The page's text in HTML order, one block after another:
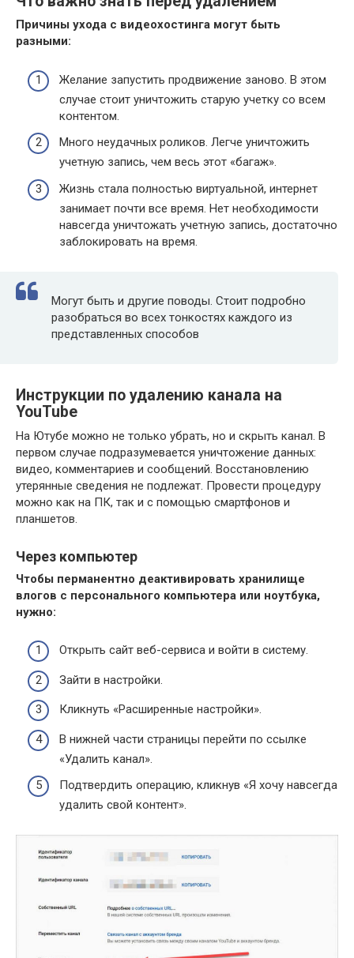
Причины ухода с видеохостинга могут быть
разными:
Желание запустить продвижение заново. В этом
случае стоит уничтожить старую учетку со всем
контентом.
Много неудачных роликов. Легче уничтожить
учетную запись, чем весь этот «багаж».
Жизнь стала полностью виртуальной, интернет
занимает почти все время. Нет необходимости
навсегда уничтожать учетную запись, достаточно
заблокировать на время.
Могут быть и другие поводы. Стоит подробно
разобраться во всех тонкостях каждого из
представленных способов
Инструкции по удалению канала на
YouTube
На Ютубе можно не только убрать, но и скрыть канал. В
первом случае подразумевается уничтожение данных:
видео, комментариев и сообщений. Восстановлению
утерянные сведения не подлежат. Провести процедуру
можно как на ПК, так и с помощью смартфонов и
планшетов.
Через компьютер
Чтобы перманентно деактивировать хранилище
влогов с персонального компьютера или ноутбука,
нужно:
Открыть сайт веб-сервиса и войти в систему.
Зайти в настройки.
Кликнуть «Расширенные настройки».
В нижней части страницы перейти по ссылке
«Удалить канал».
Подтвердить операцию, кликнув «Я хочу навсегда
удалить свой контент».